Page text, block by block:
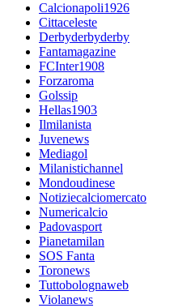
Calcionapoli1926
Cittaceleste
Derbyderbyderby
Fantamagazine
FCInter1908
Forzaroma
Golssip
Hellas1903
Ilmilanista
Juvenews
Mediagol
Milanistichannel
Mondoudinese
Notiziecalciomercato
Numericalcio
Padovasport
Pianetamilan
SOS Fanta
Toronews
Tuttobolognaweb
Violanews